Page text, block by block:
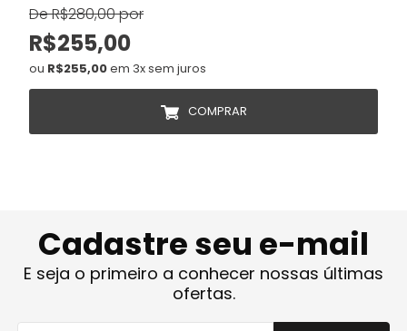
De R$280,00 por
R$255,00
ou R$255,00em 3x sem juros
COMPRAR
Cadastre seu e-mail
E seja o primeiro a conhecer nossas últimas
ofertas.